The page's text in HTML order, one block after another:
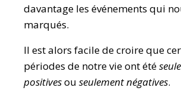
davantage les événements qui
marqués.
Il est alors facile de croire que
périodes de notre vie ont été
positivesou seulement négatives.